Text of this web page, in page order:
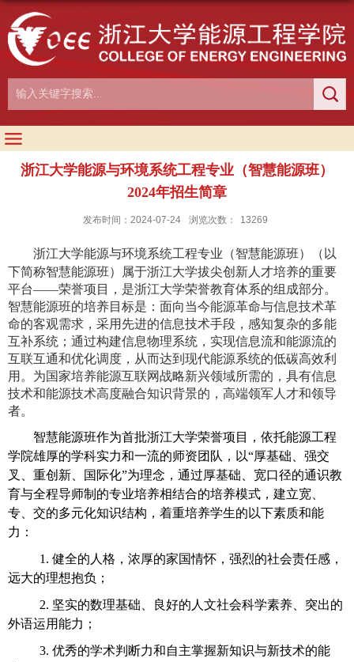
浙江大学能源与环境系统工程专业（智慧能源班）
2024年招生简章
发布时间：2024-07-24 浏览次数： 13269
浙江大学能源与环境系统工程专业（智慧能源班）（以
下简称智慧能源班）属于浙江大学拔尖创新人才培养的重要
平台——荣誉项目，是浙江大学荣誉教育体系的组成部分。
智慧能源班的培养目标是：面向当今能源革命与信息技术革
命的客观需求，采用先进的信息技术手段，感知复杂的多能
互补系统；通过构建信息物理系统，实现信息流和能源流的
互联互通和优化调度，从而达到现代能源系统的低碳高效利
用。为国家培养能源互联网战略新兴领域所需的，具有信息
技术和能源技术高度融合知识背景的，高端领军人才和领导
者。
智慧能源班作为首批浙江大学荣誉项目，依托能源工程
学院雄厚的学科实力和一流的师资团队，以“厚基础、强交
叉、重创新、国际化”为理念，通过厚基础、宽口径的通识教
育与全程导师制的专业培养相结合的培养模式，建立宽、
专、交的多元化知识结构，着重培养学生的以下素质和能
力：
1. 健全的人格，浓厚的家国情怀，强烈的社会责任感，
远大的理想抱负；
2. 坚实的数理基础、良好的人文社会科学素养、突出的
外语运用能力；
3. 优秀的学术判断力和自主掌握新知识与新技术的能